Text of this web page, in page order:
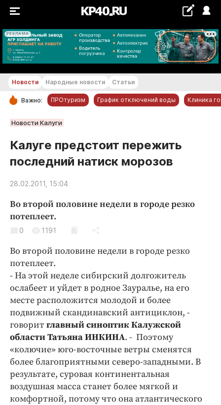
РЕКЛАМА
+18...+19 °С
РУБРИКИ
Новости компаний
Статьи
Народные новости
Авто и транспорт
Благоустройство
Криминал
Недвижимость и ЖКХ
Образование
Общество
Погода
Праздники
Происшествия
Спорт
Экономика и бизнес
ПРОЕКТЫ
Блоги
Новости Народные новости Статьи
Важно: ПРОтуризм График отключений воды Клиника
Новости Калуги
Калуге предстоит пережить
последний натиск морозов
28.02.2011, 15:04
Во второй половине недели в городе резко
потеплеет.
0 1191
Во второй половине недели в городе резко
потеплеет.
- На этой неделе сибирский долгожитель
ослабеет и уйдет в родное Зауралье, на его
месте расположится молодой и более
подвижный скандинавский антициклон, -
говорит главный синоптик Калужской
области Татьяна ИНКИНА. - Поэтому
«колючие» юго-восточные ветры сменятся
более благоприятными северо-западными. В
результате, суровая континентальная
воздушная масса станет более мягкой и
комфортной, потому что она атлантического